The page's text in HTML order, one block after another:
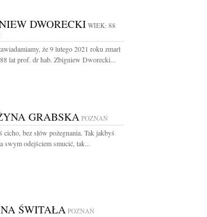
DWORECKIWIEK: 88
że 9 lutego 2021 roku zmarł
lat prof. dr hab. Zbigniew Dworecki...
GRABSKAPOZNAŃ
cicho, bez słów pożegnania. Tak jakbyś
swym odejściem smucić, tak...
ŚWITAŁAPOZNAŃ